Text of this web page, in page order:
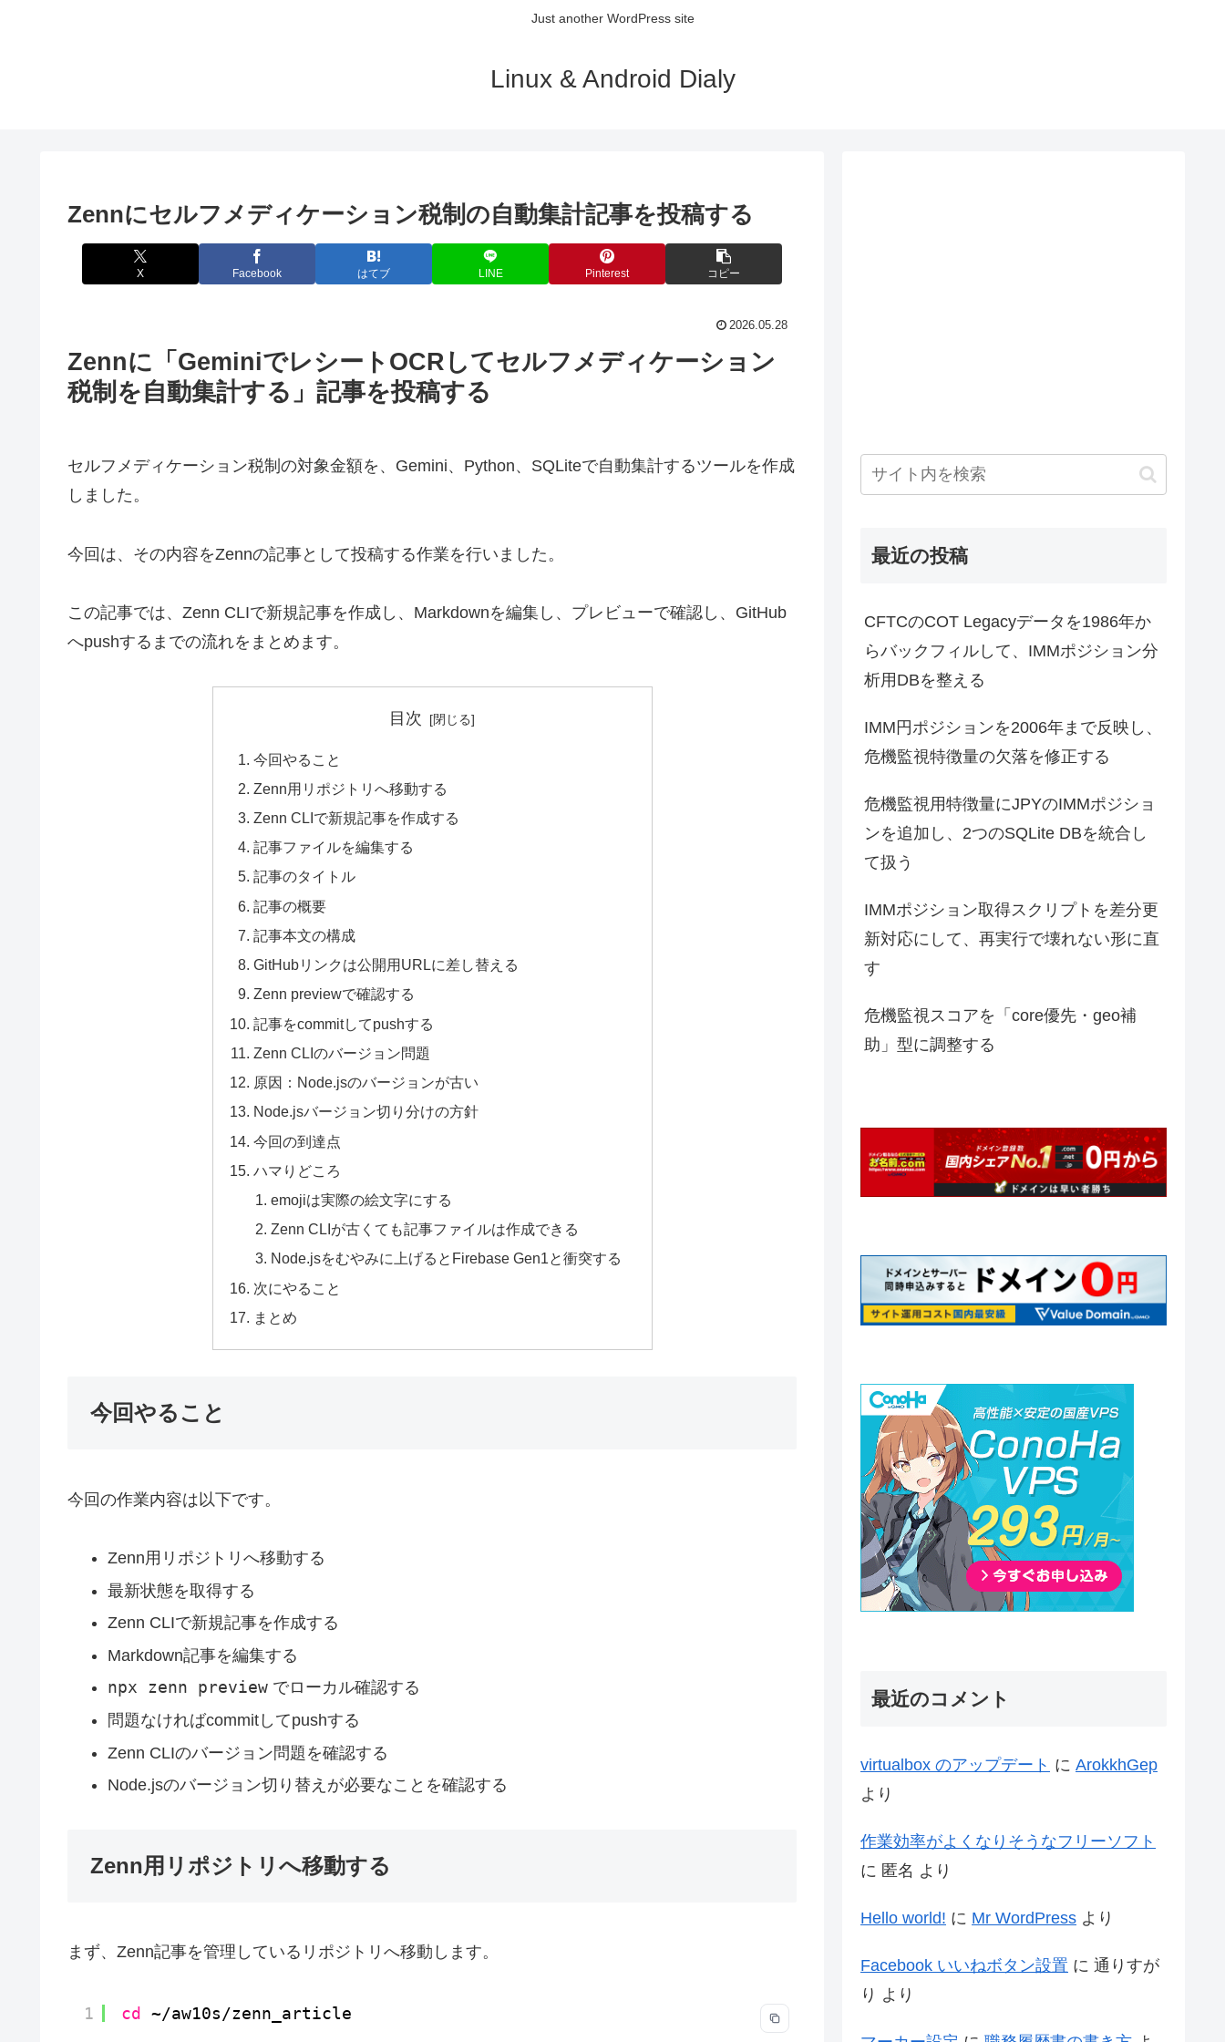
Just another WordPress site
Linux & Android Dialy
Zennにセルフメディケーション税制の自動集計記事を投稿する
X Facebook はてブ LINE Pinterest コピー
2026.05.28
Zennに「GeminiでレシートOCRしてセルフメディケーション
税制を自動集計する」記事を投稿する
セルフメディケーション税制の対象金額を、Gemini、Python、SQLiteで自動集計するツールを作成
しました。
今回は、その内容をZennの記事として投稿する作業を行いました。
この記事では、Zenn CLIで新規記事を作成し、Markdownを編集し、プレビューで確認し、GitHub
へpushするまでの流れをまとめます。
目次
今回やること
Zenn用リポジトリへ移動する
Zenn CLIで新規記事を作成する
記事ファイルを編集する
記事のタイトル
記事の概要
記事本文の構成
GitHubリンクは公開用URLに差し替える
Zenn previewで確認する
記事をcommitしてpushする
Zenn CLIのバージョン問題
原因：Node.jsのバージョンが古い
Node.jsバージョン切り分けの方針
今回の到達点
ハマりどころ
emojiは実際の絵文字にする
Zenn CLIが古くても記事ファイルは作成できる
Node.jsをむやみに上げるとFirebase Gen1と衝突する
次にやること
まとめ
今回やること
今回の作業内容は以下です。
Zenn用リポジトリへ移動する
最新状態を取得する
Zenn CLIで新規記事を作成する
Markdown記事を編集する
npx zenn previewでローカル確認する
問題なければcommitしてpushする
Zenn CLIのバージョン問題を確認する
Node.jsのバージョン切り替えが必要なことを確認する
Zenn用リポジトリへ移動する
まず、Zenn記事を管理しているリポジトリへ移動します。
1 cd ~/aw10s/zenn_article
最近の投稿
CFTCのCOT Legacyデータを1986年か
らバックフィルして、IMMポジション分
析用DBを整える
IMM円ポジションを2006年まで反映し、
危機監視特徴量の欠落を修正する
危機監視用特徴量にJPYのIMMポジショ
ンを追加し、2つのSQLite DBを統合し
て扱う
IMMポジション取得スクリプトを差分更
新対応にして、再実行で壊れない形に直
す
危機監視スコアを「core優先・geo補
助」型に調整する
最近のコメント
virtualbox のアップデート に ArokkhGep
より
作業効率がよくなりそうなフリーソフト
に 匿名 より
Hello world! に Mr WordPress より
Facebook いいねボタン設置 に 通りすが
り より